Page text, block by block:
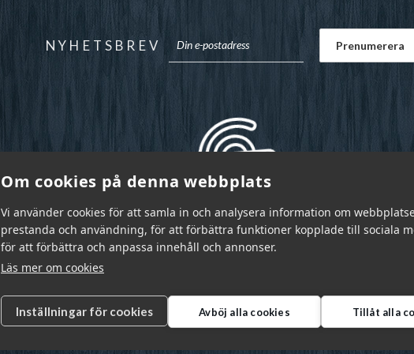
Om cookies på denna webbplats
Vi använder cookies för att samla in och analysera information om
prestanda och användning, för att förbättra funktioner kopplade till sociala
för att förbättra och anpassa innehåll och annonser.
Läs mer om cookies
Inställningar för cookies Avböj alla cookies Tillåt alla
NYHETSBREV
Garnr Sverige AB © 2026 | info@garnr.se 031 - 92